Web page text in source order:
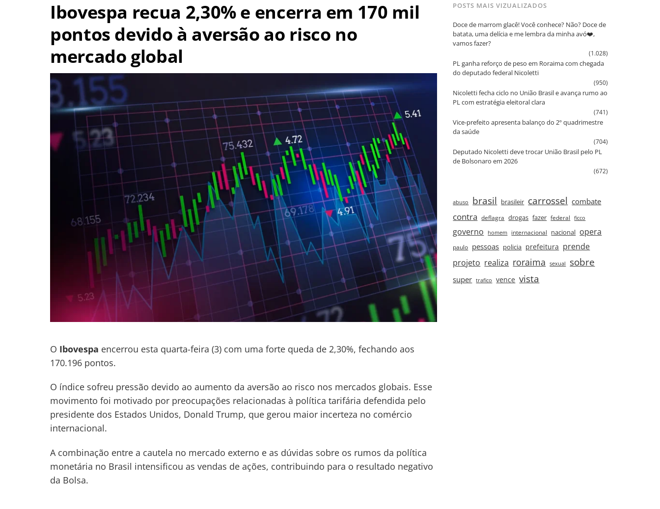
Ibovespa recua 2,30% e encerra em 170 mil
pontos devido à aversão ao risco no
mercado global
O Ibovespa encerrou esta quarta-feira (3) com uma forte queda de 2,30%, fechando aos
170.196 pontos.
O índice sofreu pressão devido ao aumento da aversão ao risco nos mercados globais. Esse
movimento foi motivado por preocupações relacionadas à política tarifária defendida pelo
presidente dos Estados Unidos, Donald Trump, que gerou maior incerteza no comércio
internacional.
A combinação entre a cautela no mercado externo e as dúvidas sobre os rumos da política
monetária no Brasil intensificou as vendas de ações, contribuindo para o resultado negativo
da Bolsa.
Navegação
POSTS MAIS VIZUALIZADOS
Doce de marrom glacê! Você conhece? Não? Doce de
batata, uma delícia e me lembra da minha avó❤️,
vamos fazer?
(1.028)
PL ganha reforço de peso em Roraima com chegada
do deputado federal Nicoletti
(950)
Nicoletti fecha ciclo no União Brasil e avança rumo ao
PL com estratégia eleitoral clara
(741)
Vice‑prefeito apresenta balanço do 2º quadrimestre
da saúde
(704)
Deputado Nicoletti deve trocar União Brasil pelo PL
de Bolsonaro em 2026
(672)
abuso brasil brasileir carrossel combate
contra deflagra drogas fazer federal ficco
governo homem internacional nacional opera
paulo pessoas policia prefeitura prende
projeto realiza roraima sexual sobre
super trafico vence vista